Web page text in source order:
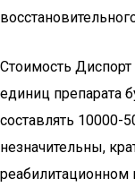
Стоимость Диспорт
единиц препарата
составлять
незначительны,
реабилитационном